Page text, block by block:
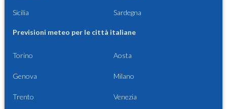
Sicilia Sardegna
Previsioni meteo per le città italiane
Torino Aosta
Genova Milano
Trento Venezia